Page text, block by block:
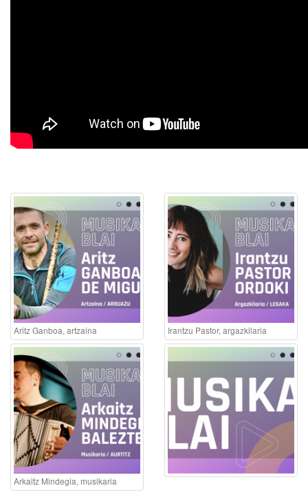
Aritz Ganboa, artzaina Irantzu Pastor, argazkilaria
Arkaitz Mindegia, musikaria